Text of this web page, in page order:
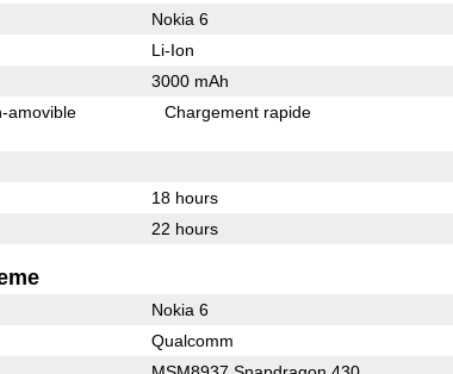
Nokia 6
Li-Ion
3000 mAh
amovible Chargement rapide
18 hours
22 hours
Nokia 6
Qualcomm